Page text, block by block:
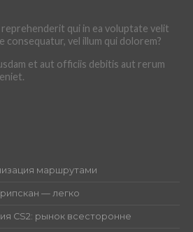
reprehenderit qui in ea voluptate velit
consequatur, vel illum qui dolorem?
et aut officiis debitis aut rerum
маршрутами
— легко
CS2: рынок всесторонне